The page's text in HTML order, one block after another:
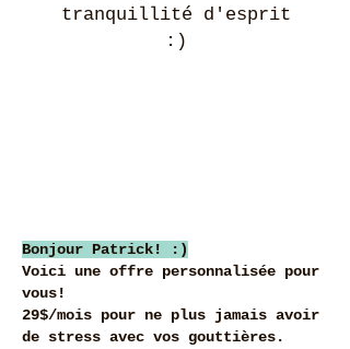
tranquillité d'esprit
:)
Bonjour Patrick! :)
Voici une offre personnalisée pour
vous!
29$/mois pour ne plus jamais avoir
de stress avec vos gouttières.